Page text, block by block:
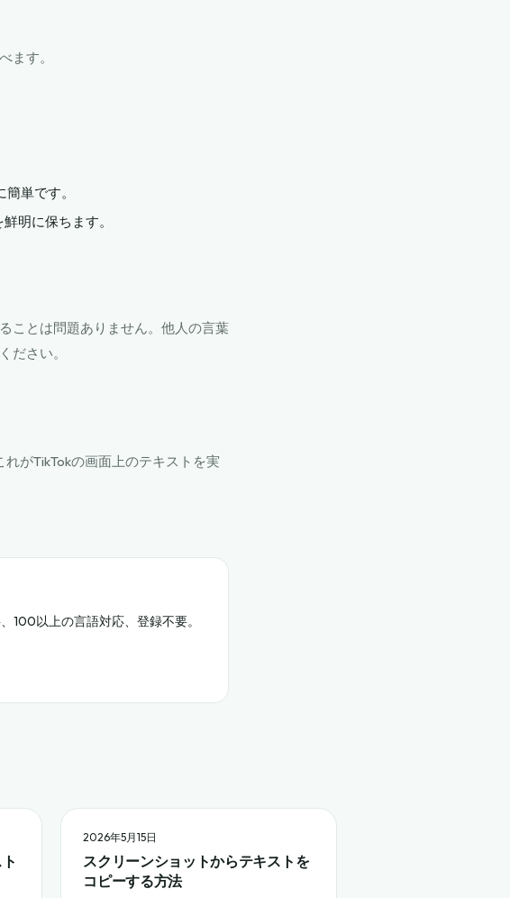
ます。
単です。
明に保ちます。
ことは問題ありません。他人の言葉
ださい。
がTikTokの画面上のテキストを実
100以上の言語対応、登録不要。
2026年5月15日
スクリーンショットからテキストを
コピーする方法